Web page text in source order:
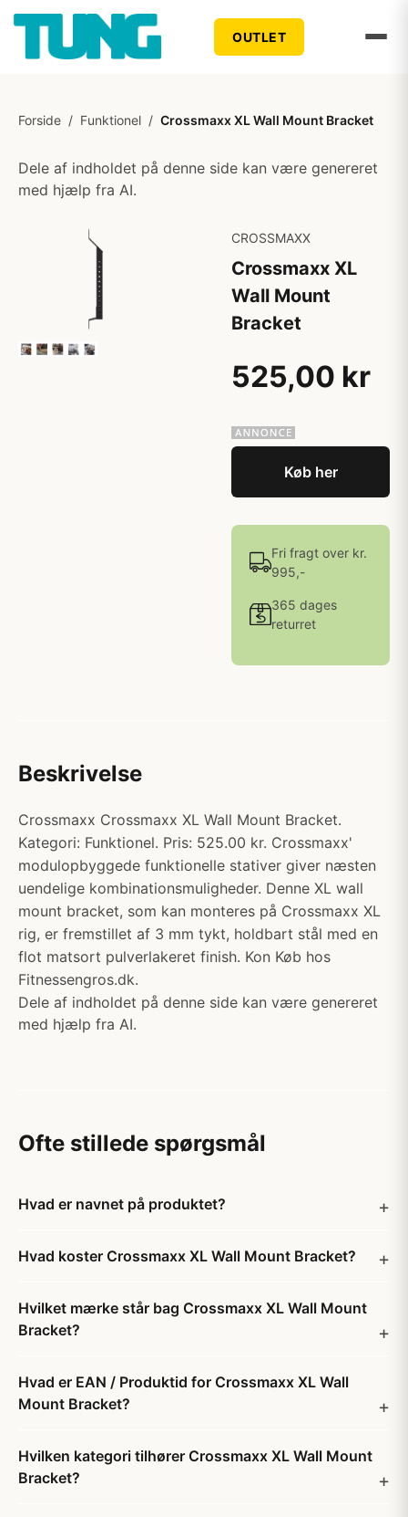
OUTLET
Forside / Funktionel / Crossmaxx XL Wall Mount Bracket
Dele af indholdet på denne side kan være genereret
med hjælp fra AI.
CROSSMAXX
Crossmaxx XL
Wall Mount
Bracket
525,00 kr
Køb her
Fri fragt over kr.
995,-
365 dages
returret
Beskrivelse
Crossmaxx Crossmaxx XL Wall Mount Bracket.
Kategori: Funktionel. Pris: 525.00 kr. Crossmaxx'
modulopbyggede funktionelle stativer giver næsten
uendelige kombinationsmuligheder. Denne XL wall
mount bracket, som kan monteres på Crossmaxx XL
rig, er fremstillet af 3 mm tykt, holdbart stål med en
flot matsort pulverlakeret finish. Kon Køb hos
Fitnessengros.dk.
Dele af indholdet på denne side kan være genereret
med hjælp fra AI.
Ofte stillede spørgsmål
Hvad er navnet på produktet?
Hvad koster Crossmaxx XL Wall Mount Bracket?
Hvilket mærke står bag Crossmaxx XL Wall Mount
Bracket?
Hvad er EAN / Produktid for Crossmaxx XL Wall
Mount Bracket?
Hvilken kategori tilhører Crossmaxx XL Wall Mount
Bracket?